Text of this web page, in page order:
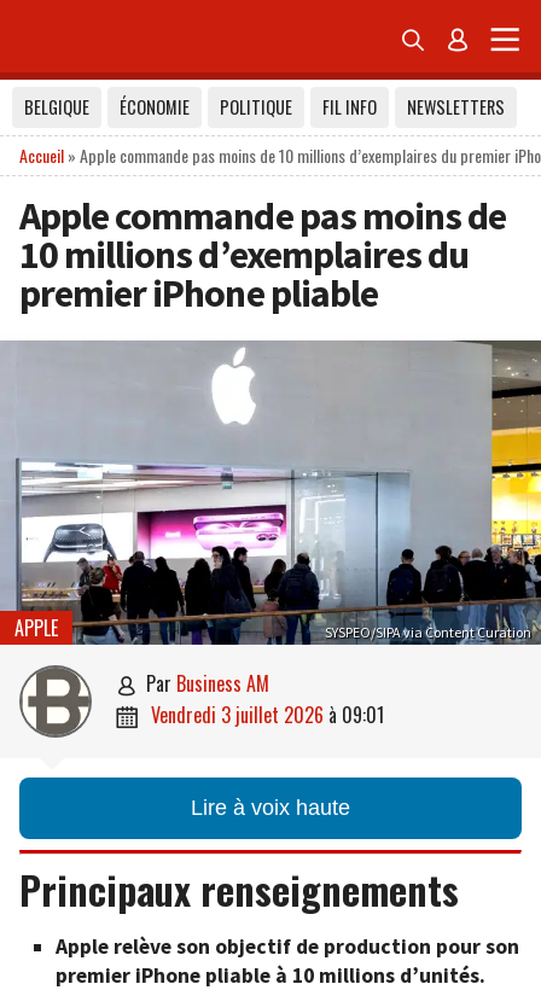
 
BELGIQUE ÉCONOMIE POLITIQUE FIL INFO
NEWSLETTERS
Accueil»Apple commande pas moins de 10 millions d’exemplaires du premier
Apple commande pas moins de
10 millions d’exemplaires du
premier iPhone pliable
SYSPEO/SIPA via Content Curation
APPLE
 par Business AM
 vendredi 3 juillet 2026 à 09:01
Lire à voix haute
Principaux renseignements
Apple relève son objectif de production pour son
premier iPhone pliable à 10 millions d’unités.